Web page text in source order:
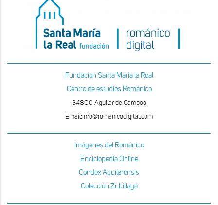
Fundacion Santa Maria la Real
Centro de estudios Románico
34800 Aguilar de Campoo
Email:info@romanicodigital.com
Imágenes del Románico
Enciclopedia Online
Condex Aquilarensis
Colección Zubillaga